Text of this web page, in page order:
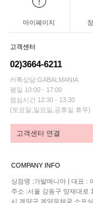
마이페이지
고객센터
02)3664-6211
카톡상담:GABALMANIA
평일 10:00 - 17:00
점심시간 12:30 - 13:30
(토요일,일요일,공휴일 휴무)
고객센터 연결
COMPANY INFO
상점명 :가발매니아 | 대표 :
주소 :서울 강동구 양재대로
시 계양구 계양우체국 소포실